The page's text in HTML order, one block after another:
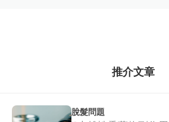
推介文章
脫髮問題